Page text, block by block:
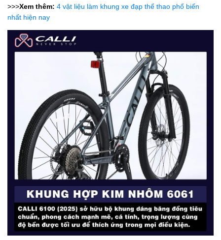
>>>Xem thêm: 4 vật liệu làm khung xe đạp thể thao phổ biến
nhất hiện nay